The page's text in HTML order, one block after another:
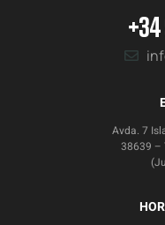
Avda. 7
38639 –